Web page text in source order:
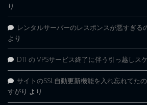
り
レンタルサーバーのレスポンスが悪すぎる
より
DTI の VPSサービス終了に伴う引っ越しス
サイトのSSL自動更新機能を入れ忘れてた
すがり より